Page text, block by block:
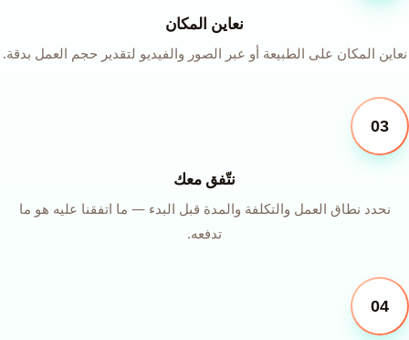
نعاين المكان
نعاين المكان على الطبيعة أو عبر الصور والفيديو لتقدير حجم العمل بدقة.
03
نتّفق معك
نحدد نطاق العمل والتكلفة والمدة قبل البدء — ما اتفقنا عليه هو ما
تدفعه.
04